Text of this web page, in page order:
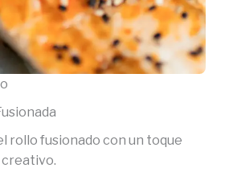
rollo fusionado con un toque
creativo.